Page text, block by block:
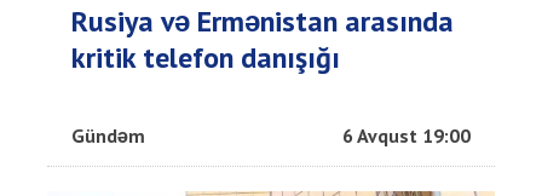
Rusiya və Ermənistan arasında
kritik telefon danışığı
Gündəm 6 Avqust 19:00